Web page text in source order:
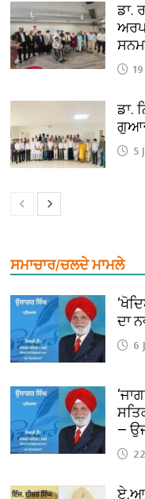
ਡਾ.
ਡਾ.
5
ਸਮਾਚਾਰ/ਚਲਦੇ ਮਾਮਲੇ
ਦਾ
6
—